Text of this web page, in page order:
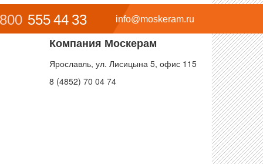
info@moskeram.ru
555 44 33
Компания Москерам
Ярославль, ул. Лисицына 5, офис 115
8 (4852) 70 04 74